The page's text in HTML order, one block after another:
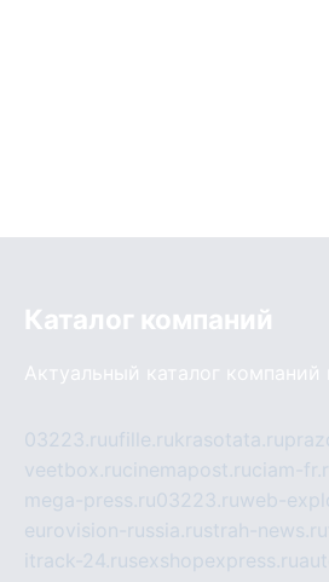
Каталог компаний
Актуальный каталог компаний
03223.ruufille.rukrasotata.ru
veetbox.rucinemapost.ruciam-
mega-press.ru03223.ruweb-
eurovision-russia.rustrah-news.ru
itrack-24.rusexshopexpress.ru